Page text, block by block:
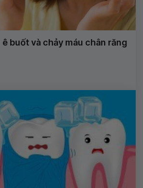
buốt và chảy máu chân răng